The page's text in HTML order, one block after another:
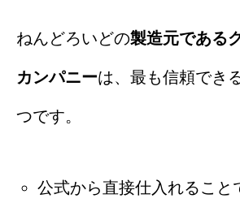
ねんどろいどの製造元である
カンパニーは、最も信頼でき
つです。
公式から直接仕入れること